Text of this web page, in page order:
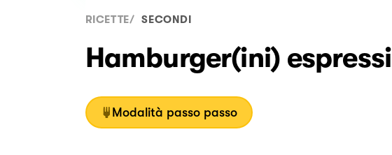
RICETTE/ SECONDI
Hamburger(ini) espressi
Modalità passo passo